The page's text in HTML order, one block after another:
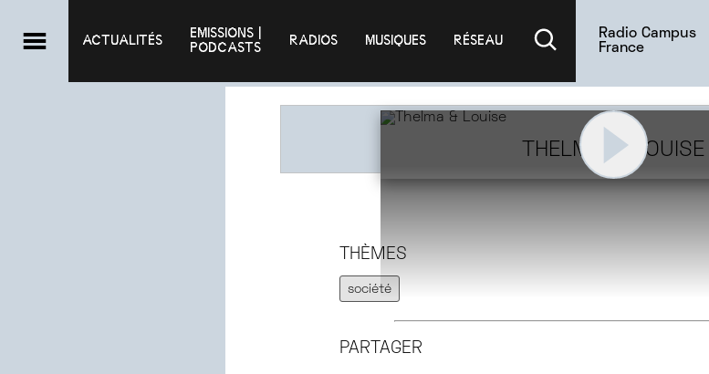
ACTUALITÉS
EMISSIONS |
PODCASTS
RADIOS MUSIQUES RÉSEAU
Radio Campus
France
THELMA & LOUISE
THÈMES
société
PARTAGER